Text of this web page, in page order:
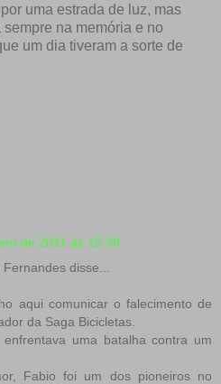
uma estrada de luz, mas
na memória e no
um dia tiveram a sorte de
de 2011 às 15:39
disse...
aqui comunicar o falecimento de
da Saga Bicicletas.
uma batalha contra um
Fabio foi um dos pioneiros no